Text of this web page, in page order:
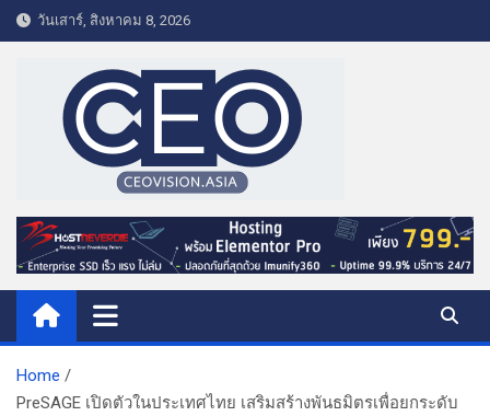
k
e
t
วันเสาร์, สิงหาคม 8, 2026
CEO VISION.ASIA
Business & Lifestyle
Home
PreSAGE เปิดตัวในประเทศไทย เสริมสร้างพันธมิตรเพื่อยกระดับ